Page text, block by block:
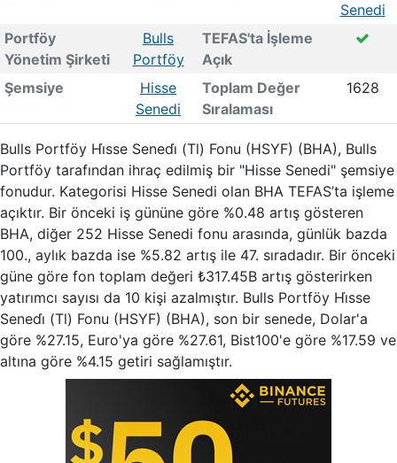
Senedi
Portföy
Yönetim Şirketi
Bulls
Portföy
TEFAS'ta İşleme
Açık
Şemsiye
Hisse
Senedi
Toplam Değer
Sıralaması
1628
Bulls Portföy Hi̇sse Senedi̇ (Tl) Fonu (HSYF) (BHA), Bulls
Portföy tarafından ihraç edilmiş bir "Hisse Senedi" şemsiye
fonudur. Kategorisi Hisse Senedi olan BHA TEFAS’ta işleme
açıktır. Bir önceki iş gününe göre %0.48 artış gösteren
BHA, diğer 252 Hisse Senedi fonu arasında, günlük bazda
100., aylık bazda ise %5.82 artış ile 47. sıradadır. Bir önceki
güne göre fon toplam değeri ₺317.45B artış gösterirken
yatırımcı sayısı da 10 kişi azalmıştır. Bulls Portföy Hi̇sse
Senedi̇ (Tl) Fonu (HSYF) (BHA), son bir senede, Dolar'a
göre %27.15, Euro'ya göre %27.61, Bist100'e göre %17.59 ve
altına göre %4.15 getiri sağlamıştır.